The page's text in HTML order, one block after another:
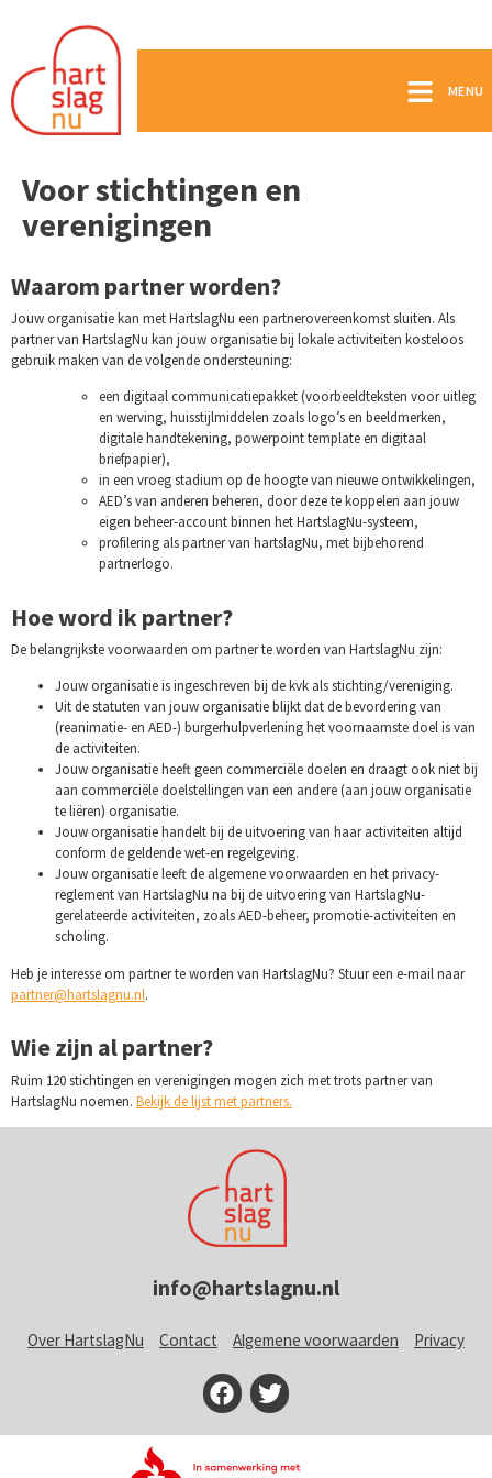
MENU
Voor stichtingen en
verenigingen
Waarom partner worden?
Jouw organisatie kan met HartslagNu een partnerovereenkomst sluiten. Als
partner van HartslagNu kan jouw organisatie bij lokale activiteiten kosteloos
gebruik maken van de volgende ondersteuning:
een digitaal communicatiepakket (voorbeeldteksten voor uitleg
en werving, huisstijlmiddelen zoals logo’s en beeldmerken,
digitale handtekening, powerpoint template en digitaal
briefpapier),
in een vroeg stadium op de hoogte van nieuwe ontwikkelingen,
AED’s van anderen beheren, door deze te koppelen aan jouw
eigen beheer-account binnen het HartslagNu-systeem,
profilering als partner van hartslagNu, met bijbehorend
partnerlogo.
Hoe word ik partner?
De belangrijkste voorwaarden om partner te worden van HartslagNu zijn:
Jouw organisatie is ingeschreven bij de kvk als stichting/vereniging.
Uit de statuten van jouw organisatie blijkt dat de bevordering van
(reanimatie- en AED-) burgerhulpverlening het voornaamste doel is van
de activiteiten.
Jouw organisatie heeft geen commerciële doelen en draagt ook niet bij
aan commerciële doelstellingen van een andere (aan jouw organisatie
te liëren) organisatie.
Jouw organisatie handelt bij de uitvoering van haar activiteiten altijd
conform de geldende wet-en regelgeving.
Jouw organisatie leeft de algemene voorwaarden en het privacy-
reglement van HartslagNu na bij de uitvoering van HartslagNu-
gerelateerde activiteiten, zoals AED-beheer, promotie-activiteiten en
scholing.
Heb je interesse om partner te worden van HartslagNu? Stuur een e-mail naar
partner@hartslagnu.nl.
Wie zijn al partner?
Ruim 120 stichtingen en verenigingen mogen zich met trots partner van
HartslagNu noemen. Bekijk de lijst met partners.
info@hartslagnu.nl
Over HartslagNu Contact Algemene voorwaarden Privacy